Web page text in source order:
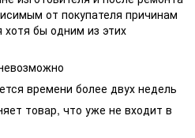
от покупателя причинам
бы одним из этих
времени более двух недель
товар, что уже не входит в